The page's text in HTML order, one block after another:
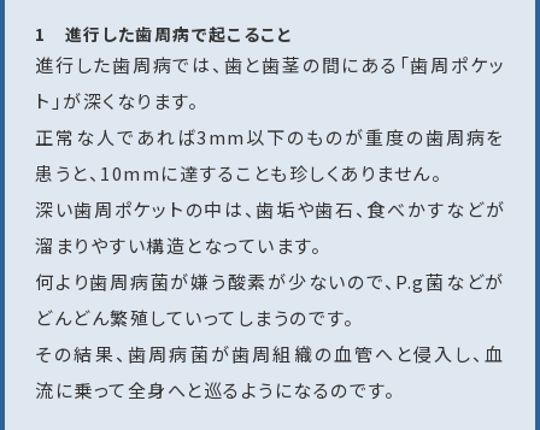
1 進行した歯周病で起こること
進行した歯周病では、歯と歯茎の間にある「歯周ポケッ
ト」が深くなります。
正常な人であれば3mm以下のものが重度の歯周病を
患うと、10mmに達することも珍しくありません。
深い歯周ポケットの中は、歯垢や歯石、食べかすなどが
溜まりやすい構造となっています。
何より歯周病菌が嫌う酸素が少ないので、P.g菌などが
どんどん繁殖していってしまうのです。
その結果、歯周病菌が歯周組織の血管へと侵入し、血
流に乗って全身へと巡るようになるのです。